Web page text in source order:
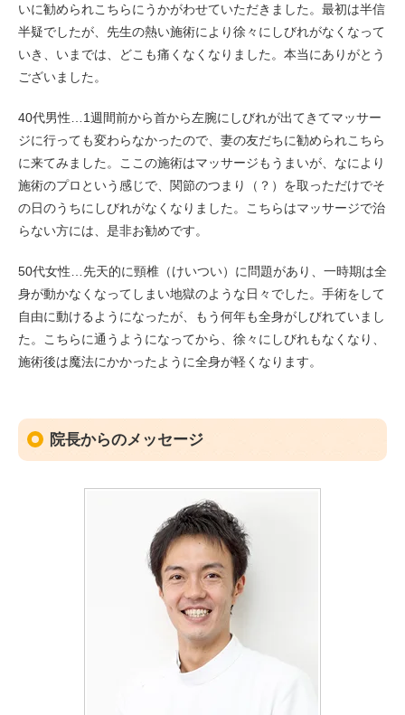
いに勧められこちらにうかがわせていただきました。最初は半信
半疑でしたが、先生の熱い施術により徐々にしびれがなくなって
いき、いまでは、どこも痛くなくなりました。本当にありがとう
ございました。
40代男性…1週間前から首から左腕にしびれが出てきてマッサー
ジに行っても変わらなかったので、妻の友だちに勧められこちら
に来てみました。ここの施術はマッサージもうまいが、なにより
施術のプロという感じで、関節のつまり（？）を取っただけでそ
の日のうちにしびれがなくなりました。こちらはマッサージで治
らない方には、是非お勧めです。
50代女性…先天的に頸椎（けいつい）に問題があり、一時期は全
身が動かなくなってしまい地獄のような日々でした。手術をして
自由に動けるようになったが、もう何年も全身がしびれていまし
た。こちらに通うようになってから、徐々にしびれもなくなり、
施術後は魔法にかかったように全身が軽くなります。
院長からのメッセージ